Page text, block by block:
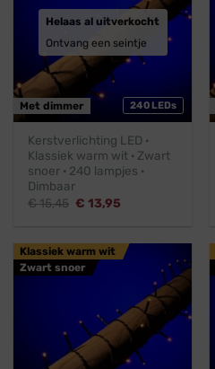
240 LEDs
Met dimmer
Helaas al uitverkocht
Ontvang een seintje
Kerstverlichting LED ·
Klassiek warm wit · Zwart
snoer · 240 lampjes ·
Dimbaar
€15,45 Oorspronkelijke
€ 13,95
Klassiek warm wit
Zwart snoer